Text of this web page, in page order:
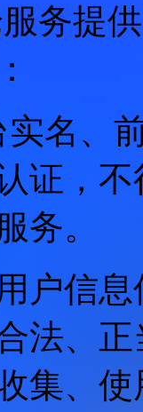
务提
实名、
证，
务。
户信
法、
集、